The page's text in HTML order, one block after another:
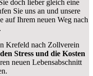
doch lieber gleich eine
Sie uns an und unsere
auf Ihrem neuen Weg nach
Krefeld nach Zollverein
den Stress und die Kosten
neuen Lebensabschnitt